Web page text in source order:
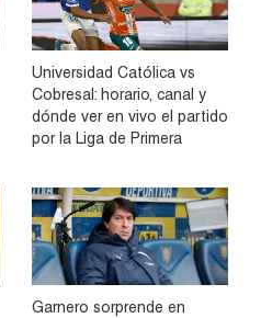
Universidad Católica vs
Cobresal: horario, canal y
dónde ver en vivo el partido
por la Liga de Primera
Garnero sorprende en